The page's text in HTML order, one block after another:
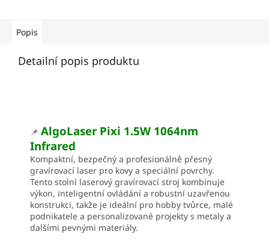
Popis
Detailní popis produktu
📌 AlgoLaser Pixi 1.5W 1064nm
Infrared
Kompaktní, bezpečný a profesionálně přesný
gravírovací laser pro kovy a speciální povrchy.
Tento stolní laserový gravírovací stroj kombinuje
výkon, inteligentní ovládání a robustní uzavřenou
konstrukci, takže je ideální pro hobby tvůrce, malé
podnikatele a personalizované projekty s metaly a
dalšími pevnými materiály.